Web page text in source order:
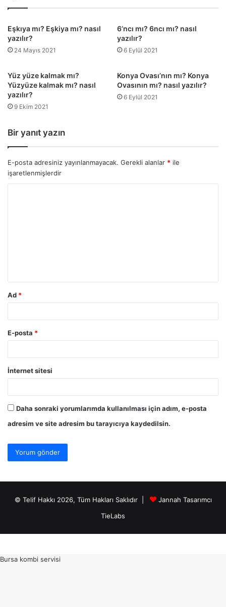
Eşkıya mı? Eşkiya mı? nasıl
yazılır?
24 Mayıs 2021
6’ncı mı? 6ncı mı? nasıl
yazılır?
6 Eylül 2021
Yüz yüze kalmak mı?
Yüzyüze kalmak mı? nasıl
yazılır?
9 Ekim 2021
Konya Ovası’nın mı? Konya
Ovasının mı? nasıl yazılır?
6 Eylül 2021
Bir yanıt yazın
E-posta adresiniz yayınlanmayacak. Gerekli alanlar * ile
işaretlenmişlerdir
Ad *
E-posta *
İnternet sitesi
Daha sonraki yorumlarımda kullanılması için adım, e-posta
adresim ve site adresim bu tarayıcıya kaydedilsin.
© Telif Hakkı 2026, Tüm Hakları Saklıdır |
Jannah Tasarımcı
TieLabs
Bursa kombi servisi